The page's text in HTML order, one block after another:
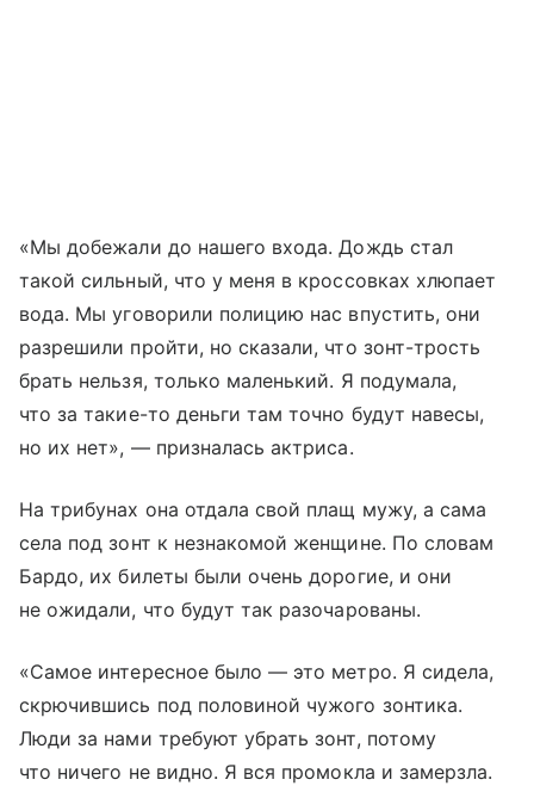
«Мы добежали до нашего входа. Дождь стал
такой сильный, что у меня в кроссовках хлюпает
вода. Мы уговорили полицию нас впустить, они
разрешили пройти, но сказали, что зонт-трость
брать нельзя, только маленький. Я подумала,
что за такие-то деньги там точно будут навесы,
но их нет», — призналась актриса.
На трибунах она отдала свой плащ мужу, а сама
села под зонт к незнакомой женщине. По словам
Бардо, их билеты были очень дорогие, и они
не ожидали, что будут так разочарованы.
«Самое интересное было — это метро. Я сидела,
скрючившись под половиной чужого зонтика.
Люди за нами требуют убрать зонт, потому
что ничего не видно. Я вся промокла и замерзла.